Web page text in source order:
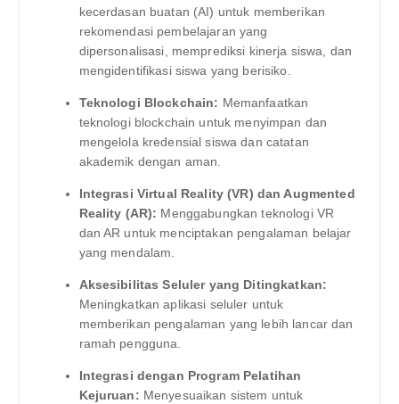
kecerdasan buatan (AI) untuk memberikan
rekomendasi pembelajaran yang
dipersonalisasi, memprediksi kinerja siswa, dan
mengidentifikasi siswa yang berisiko.
Teknologi Blockchain: Memanfaatkan
teknologi blockchain untuk menyimpan dan
mengelola kredensial siswa dan catatan
akademik dengan aman.
Integrasi Virtual Reality (VR) dan Augmented
Reality (AR): Menggabungkan teknologi VR
dan AR untuk menciptakan pengalaman belajar
yang mendalam.
Aksesibilitas Seluler yang Ditingkatkan:
Meningkatkan aplikasi seluler untuk
memberikan pengalaman yang lebih lancar dan
ramah pengguna.
Integrasi dengan Program Pelatihan
Kejuruan: Menyesuaikan sistem untuk